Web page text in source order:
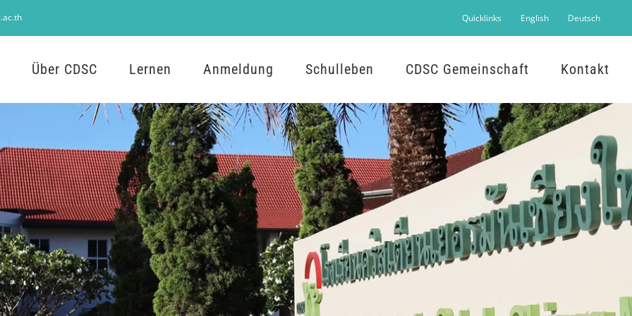
Quicklinks English Deutsch
Über CDSC Lernen Anmeldung Schulleben CDSC Gemeinschaft Kontakt